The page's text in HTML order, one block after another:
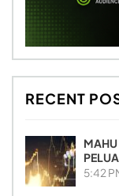
RECENT
MAHU
5:42